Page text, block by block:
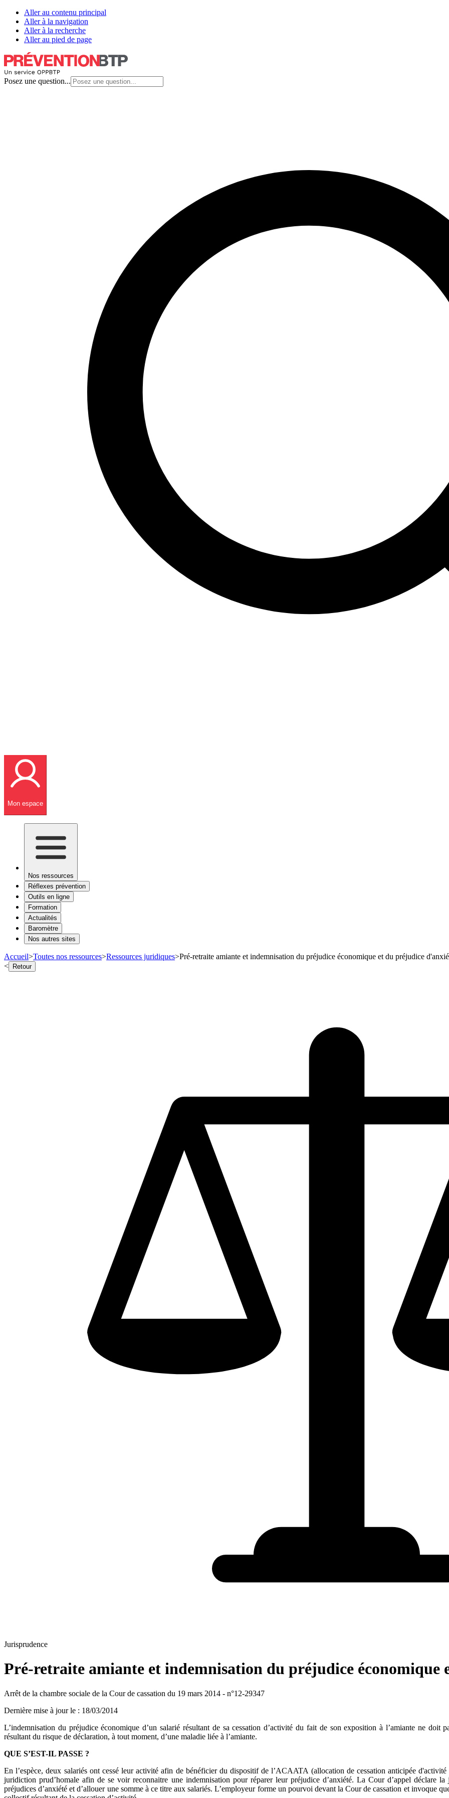
Aller au contenu principal
Aller à la navigation
Aller à la recherche
Aller au pied de page
Posez une question...
Mon espace
Nos ressources
Réflexes prévention
Outils en ligne
Formation
Actualités
Baromètre
Nos autres sites
Accueil>Toutes nos ressources>Ressources juridiques>Pré-retraite amiante et indemnisation du préjudice économique et du préjudice
< Retour
Jurisprudence
Pré-retraite amiante et indemnisation du préjudice économique
Arrêt de la chambre sociale de la Cour de cassation du 19 mars 2014 - n°12-29347
Dernière mise à jour le : 18/03/2014
L’indemnisation du préjudice économique d’un salarié résultant de sa cessation d’activité du fait de son exposition à l’amiante ne doit
résultant du risque de déclaration, à tout moment, d’une maladie liée à l’amiante.
QUE S’EST-IL PASSE ?
En l’espèce, deux salariés ont cessé leur activité afin de bénéficier du dispositif de l’ACAATA (allocation de cessation anticipée
juridiction prud’homale afin de se voir reconnaitre une indemnisation pour réparer leur préjudice d’anxiété. La Cour d’appel déclare la
préjudices d’anxiété et d’allouer une somme à ce titre aux salariés. L’employeur forme un pourvoi devant la Cour de cassation et invoque